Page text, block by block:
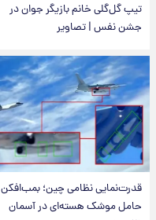
تیپ گل‌گلی خانم بازیگر جوان در
جشن نفس | تصاویر
قدرت‌نمایی نظامی چین؛ بمب‌افکن
حامل موشک هسته‌ای در آسمان